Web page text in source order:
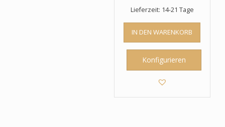
Lieferzeit: 14-21 Tage
IN DEN WARENKORB
Konfigurieren